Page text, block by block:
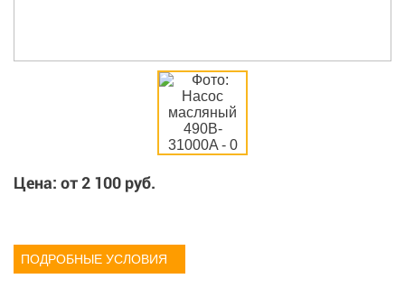
Цена: от2 100 руб.
ПОДРОБНЫЕ УСЛОВИЯ